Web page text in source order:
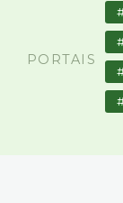
PORTAIS